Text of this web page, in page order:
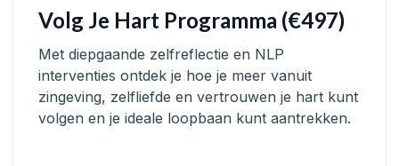
Volg Je Hart Programma (€497)
Met diepgaande zelfreflectie en NLP
interventies ontdek je hoe je meer vanuit
zingeving, zelfliefde en vertrouwen je hart kunt
volgen en je ideale loopbaan kunt aantrekken.